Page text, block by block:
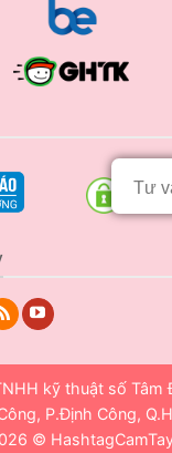
kỹ thuật số Tâm
P.Định Công,
©
Tư